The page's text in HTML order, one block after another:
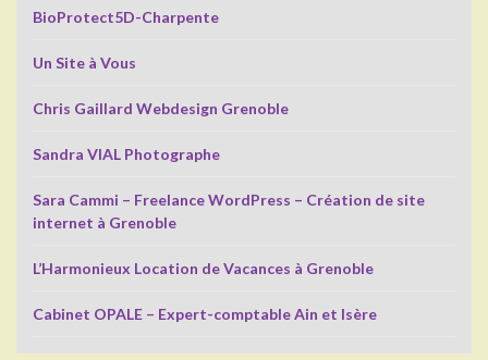
BioProtect5D-Charpente
Un Site à Vous
Chris Gaillard Webdesign Grenoble
Sandra VIAL Photographe
Sara Cammi – Freelance WordPress – Création de site
internet à Grenoble
L’Harmonieux Location de Vacances à Grenoble
Cabinet OPALE – Expert-comptable Ain et Isère